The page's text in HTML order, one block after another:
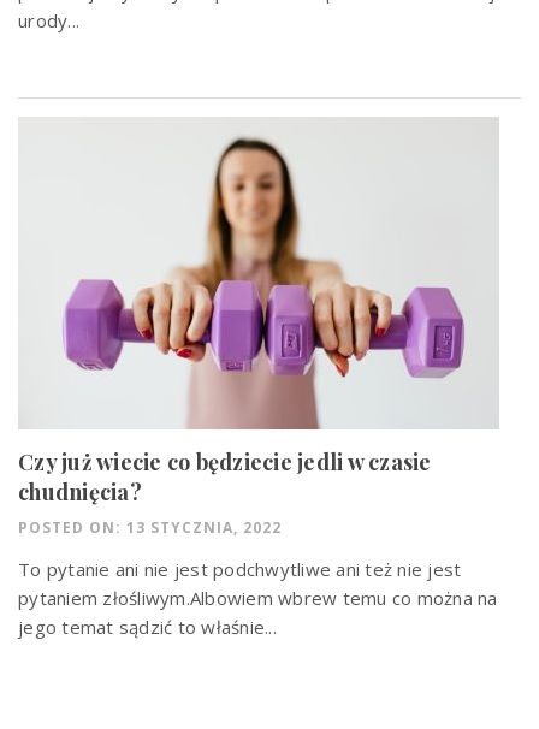
urody...
Czy już wiecie co będziecie jedli w czasie
chudnięcia?
POSTED ON: 13 STYCZNIA, 2022
To pytanie ani nie jest podchwytliwe ani też nie jest
pytaniem złośliwym.Albowiem wbrew temu co można na
jego temat sądzić to właśnie...